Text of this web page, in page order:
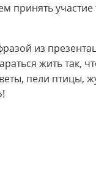
участие
из
жить так,
пели птицы,